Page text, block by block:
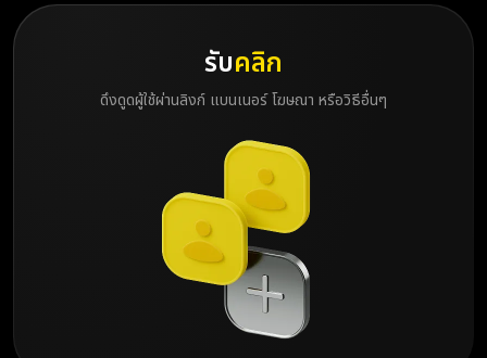
รับคลิก
ดึงดูดผู้ใช้ผ่านลิงก์ แบนเนอร์ โฆษณา หรือวิธีอื่นๆ